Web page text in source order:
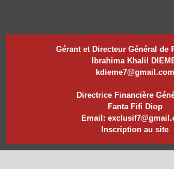
Gérant et Directeur Général de
Ibrahima Khalil
kdieme7@gmail.com
Directrice Financière
Fanta Fifi Diop
Email:
Inscription au site